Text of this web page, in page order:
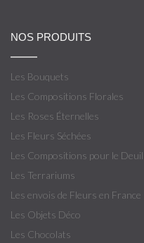
NOS PRODUITS
Les Bouquets
Les Compositions Florales
Les Roses Éternelles
Les Fleurs Séchées
Les Compositions pour le Deuil
Les Terrariums
Les envois de Fleurs en France
Les Objets Déco
Les Chocolats